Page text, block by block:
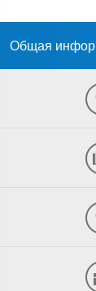
Общая